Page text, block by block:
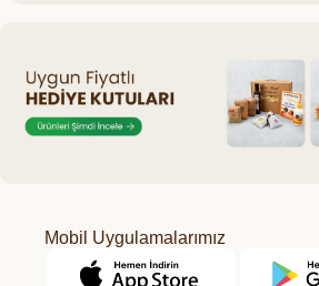
Mobil Uygulamalarımız